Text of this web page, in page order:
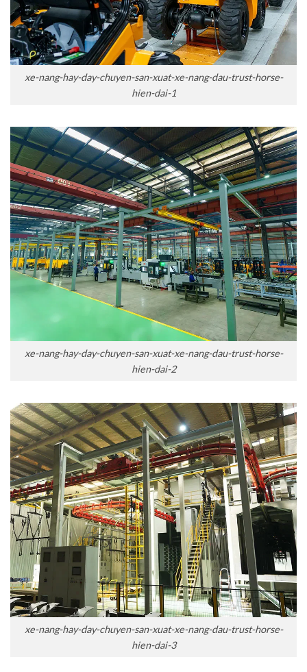
xe-nang-hay-day-chuyen-san-xuat-xe-nang-dau-trust-horse-
hien-dai-1
xe-nang-hay-day-chuyen-san-xuat-xe-nang-dau-trust-horse-
hien-dai-2
xe-nang-hay-day-chuyen-san-xuat-xe-nang-dau-trust-horse-
hien-dai-3